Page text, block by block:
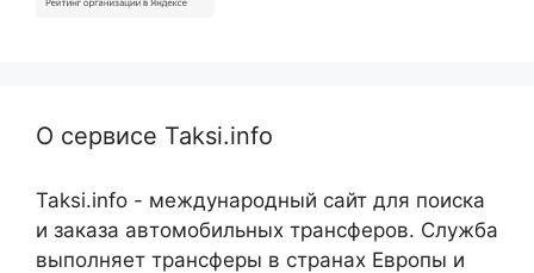
О сервисе Taksi.info
Taksi.info - международный сайт для поиска
и заказа автомобильных трансферов. Служба
выполняет трансферы в странах Европы и